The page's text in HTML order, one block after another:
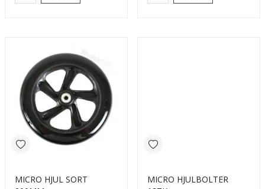
MICRO HJUL SORT
MICRO HJULBOLTER